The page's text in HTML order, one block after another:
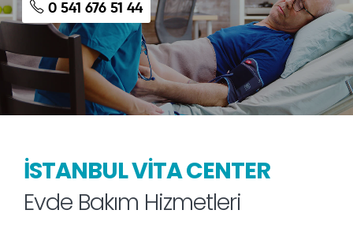
0 541 676 51 44
İSTANBUL VİTA CENTER
Evde Bakım Hizmetleri